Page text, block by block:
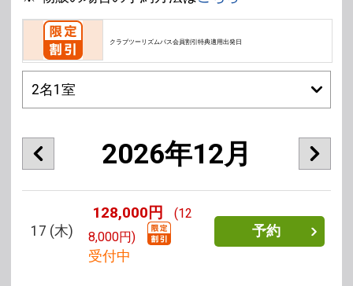
クラブツーリズムパス会員割引特典適用出発日
2026年12月
17 (木)
128,000円
(12
8,000円)
受付中
予約